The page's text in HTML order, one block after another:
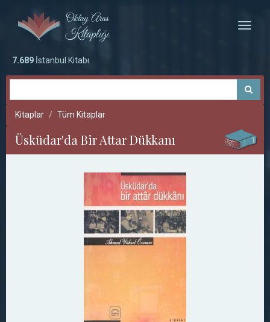
Toggle
7.689 İstanbul Kitabı
Kitaplar Tüm Kitaplar
Üsküdar'da Bir Attar Dükkanı